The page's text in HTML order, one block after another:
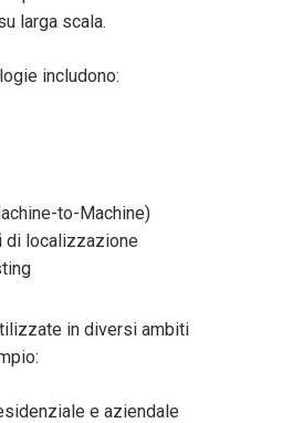
larga scala.
includono:
to-Machine)
di localizzazione
in diversi ambiti
e aziendale